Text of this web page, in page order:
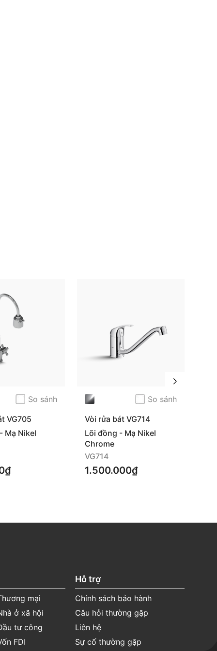
So sánh
VG705
Mạ Nikel
So sánh
Vòi rửa bát VG714
Lõi đồng - Mạ Nikel
Chrome
VG714
1.500.000₫
mại
ở xã hội
tư công
FDI
Hỗ trợ
Chính sách bảo hành
Câu hỏi thường gặp
Liên hệ
Sự cố thường gặp